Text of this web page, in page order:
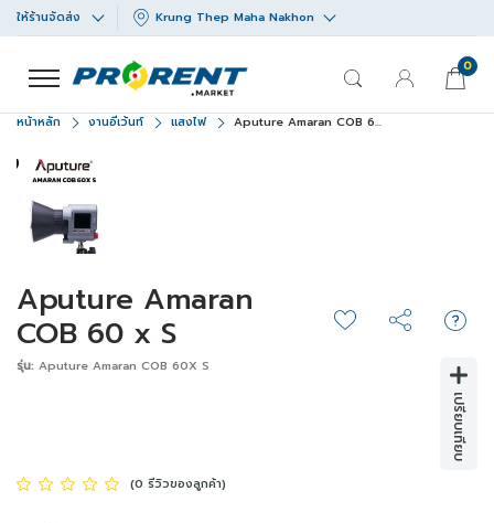
ให้ร้านจัดส่ง Krung Thep Maha Nakhon
0
หน้าหลัก งานอีเว้นท์ แสงไฟ Aputure Amaran COB 6...
Aputure Amaran
COB 60 x S
รุ่น: Aputure Amaran COB 60X S
เปรียบเทียบ
(0 รีวิวของลูกค้า)